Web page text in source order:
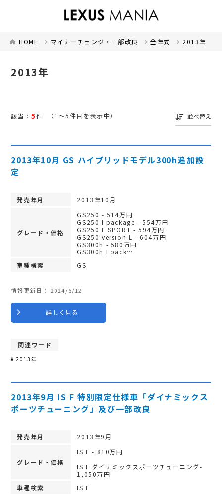
HOME マイナーチェンジ・一部改良 全年式 2013年
2013年
該当：5件 （1～5件目を表示中） 並べ替え
2013年10月 GS ハイブリッドモデル300h追加設
定
発売年月 2013年10月
グレード・価格
GS250 - 514万円
GS250 I package - 554万円
GS250 F SPORT - 594万円
GS250 version L - 604万円
GS300h - 580万円
GS300h I pack…
車種検索
GS
情報更新日： 2024/6/12
詳しく見る
関連ワード
2013年
2013年9月 IS F 特別限定仕様車「ダイナミックス
ポーツチューニング」及び一部改良
発売年月 2013年9月
グレード・価格
IS F - 810万円
IS F ダイナミックスポーツチューニング-
1,050万円
車種検索
IS F